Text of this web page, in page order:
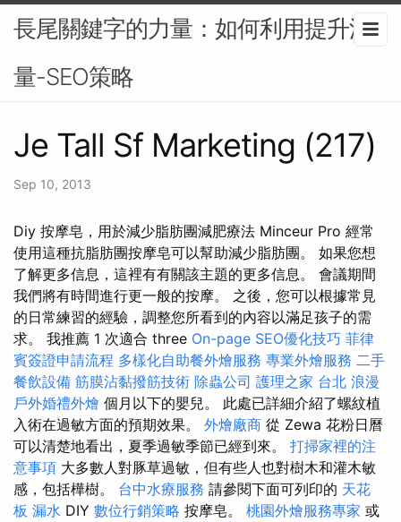
長尾關鍵字的力量：如何利用提升流
量-SEO策略
Je Tall Sf Marketing (217)
Sep 10, 2013
Diy 按摩皂，用於減少脂肪團減肥療法 Minceur Pro 經常
使用這種抗脂肪團按摩皂可以幫助減少脂肪團。 如果您想
了解更多信息，這裡有有關該主題的更多信息。 會議期間
我們將有時間進行更一般的按摩。 之後，您可以根據常見
的日常練習的經驗，調整您所看到的內容以滿足孩子的需
求。 我推薦 1 次適合 three On-page SEO優化技巧 菲律
賓簽證申請流程 多樣化自助餐外燴服務 專業外燴服務 二手
餐飲設備 筋膜沾黏撥筋技術 除蟲公司 護理之家 台北 浪漫
戶外婚禮外燴 個月以下的嬰兒。 此處已詳細介紹了螺紋植
入術在過敏方面的預期效果。 外燴廠商 從 Zewa 花粉日曆
可以清楚地看出，夏季過敏季節已經到來。 打掃家裡的注
意事項 大多數人對豚草過敏，但有些人也對樹木和灌木敏
感，包括樺樹。 台中水療服務 請參閱下面可列印的 天花
板 漏水 DIY 數位行銷策略 按摩皂。 桃園外燴服務專家 或